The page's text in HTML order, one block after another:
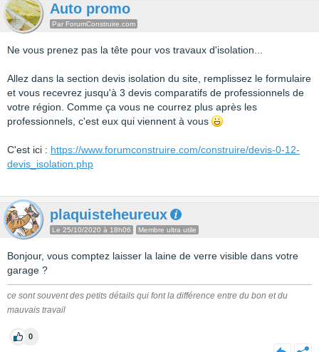
Auto promo
Par ForumConstruire.com
Ne vous prenez pas la tête pour vos travaux d'isolation...
Allez dans la section devis isolation du site, remplissez le formulaire
et vous recevrez jusqu'à 3 devis comparatifs de professionnels de
votre région. Comme ça vous ne courrez plus après les
professionnels, c'est eux qui viennent à vous
C'est ici : https://www.forumconstruire.com/construire/devis-0-12-
devis_isolation.php
plaquisteheureux
Le 25/10/2020 à 18h06 Membre ultra utile
Bonjour, vous comptez laisser la laine de verre visible dans votre
garage ?
ce sont souvent des petits détails qui font la différence entre du bon et du
mauvais travail
0